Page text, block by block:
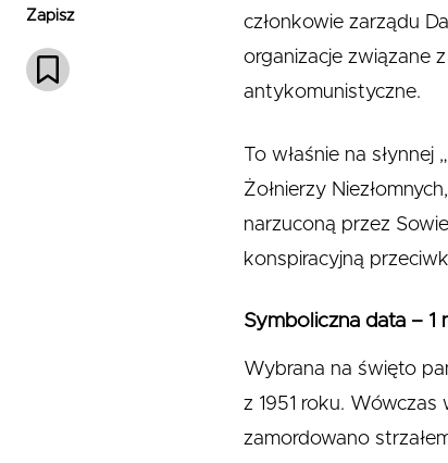
Zapisz
członkowie zarządu
organizacje związane
antykomunistyczne.
To właśnie na
Żołnierzy
narzuconą przez
konspiracyjną
Symboliczna data – 1
Wybrana na święto
z 1951 roku.
zamordowano